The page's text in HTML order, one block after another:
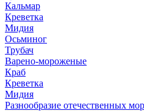
Кальмар
Креветка
Мидия
Осьминог
Трубач
Варено-мороженые
Краб
Креветка
Мидия
Разнообразие отечественных